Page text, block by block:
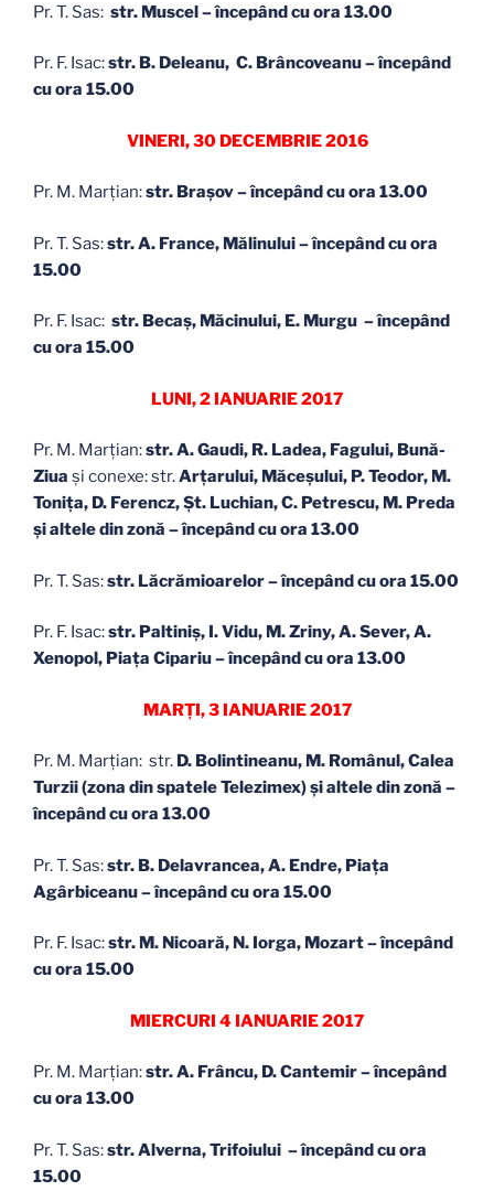
Pr. T. Sas: str. Muscel – începând cu ora 13.00
Pr. F. Isac:str. B. Deleanu, C. Brâncoveanu – începând
cu ora 15.00
VINERI, 30 DECEMBRIE 2016
Pr. M. Marţian:str. Brașov – începând cu ora 13.00
Pr. T. Sas:str. A. France, Mălinului – începând cu ora
15.00
Pr. F. Isac: str. Becaş, Măcinului, E. Murgu – începând
cu ora 15.00
LUNI, 2 IANUARIE 2017
Pr. M. Marţian:str. A. Gaudi, R. Ladea, Fagului, Bună-
Ziua şi conexe: str.Arţarului, Măceşului, P. Teodor, M.
Toniţa, D. Ferencz, Şt. Luchian, C. Petrescu, M. Preda
și altele din zonă – începând cu ora 13.00
Pr. T. Sas:str. Lăcrămioarelor – începând cu ora 15.00
Pr. F. Isac:str. Paltiniș, I. Vidu, M. Zriny, A. Sever, A.
Xenopol, Piaţa Cipariu – începând cu ora 13.00
MARȚI, 3 IANUARIE 2017
Pr. M. Marţian: str. D. Bolintineanu, M. Românul, Calea
Turzii (zona din spatele Telezimex) și altele din zonă –
începând cu ora 13.00
Pr. T. Sas:str. B. Delavrancea, A. Endre, Piaţa
Agârbiceanu – începând cu ora 15.00
Pr. F. Isac:str. M. Nicoară, N. Iorga, Mozart – începând
cu ora 15.00
MIERCURI 4 IANUARIE 2017
Pr. M. Marţian:str. A. Frâncu, D. Cantemir – începând
cu ora 13.00
Pr. T. Sas:str. Alverna, Trifoiului – începând cu ora
15.00